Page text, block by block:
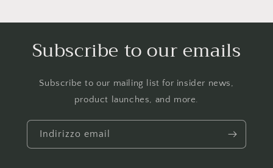
Subscribe to our emails
Subscribe to our mailing list for insider news,
product launches, and more.
Indirizzo email